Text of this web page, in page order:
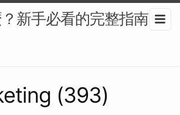
新手必看的完整指南-
(393)